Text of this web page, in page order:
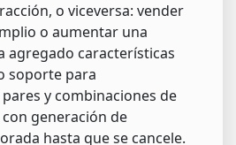
o viceversa: vender
o aumentar una
agregado características
soporte para
y combinaciones de
generación de
hasta que se cancele.